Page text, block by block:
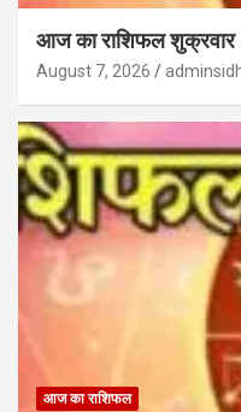
आज का राशिफल
August 7, 2026
आज का राशिफल